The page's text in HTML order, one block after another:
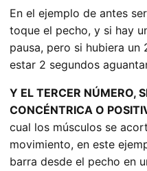
En el ejemplo de antes
toque el pecho, y si hay
pausa, pero si hubiera un
estar 2 segundos
Y EL TERCER NÚMERO,
CONCÉNTRICA O
cual los músculos se
movimiento, en este
barra desde el pecho en